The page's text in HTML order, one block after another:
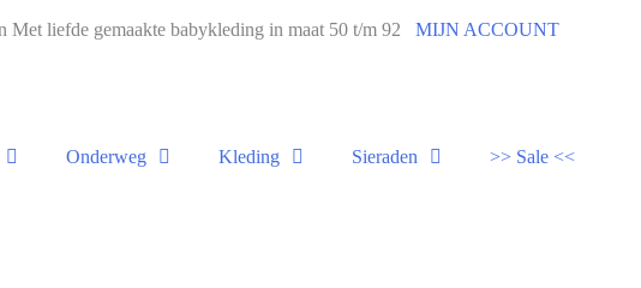
liefde gemaakte babykleding in maat 50 t/m 92 MIJN ACCOUNT
Onderweg Kleding Sieraden >> Sale <<